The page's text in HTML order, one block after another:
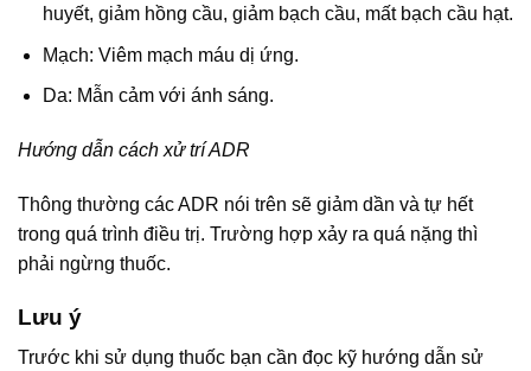
huyết, giảm hồng cầu, giảm bạch cầu, mất bạch cầu hạt.
Mạch: Viêm mạch máu dị ứng.
Da: Mẫn cảm với ánh sáng.
Hướng dẫn cách xử trí ADR
Thông thường các ADR nói trên sẽ giảm dần và tự hết
trong quá trình điều trị. Trường hợp xảy ra quá nặng thì
phải ngừng thuốc.
Lưu ý
Trước khi sử dụng thuốc bạn cần đọc kỹ hướng dẫn sử